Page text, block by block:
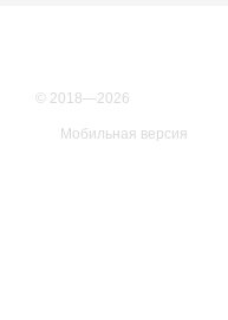
© 2018—2026
Мобильная версия